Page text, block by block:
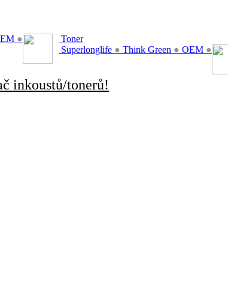
●
Toner
Superlonglife ● Think Green ● OEM ●
inkoustů/tonerů!